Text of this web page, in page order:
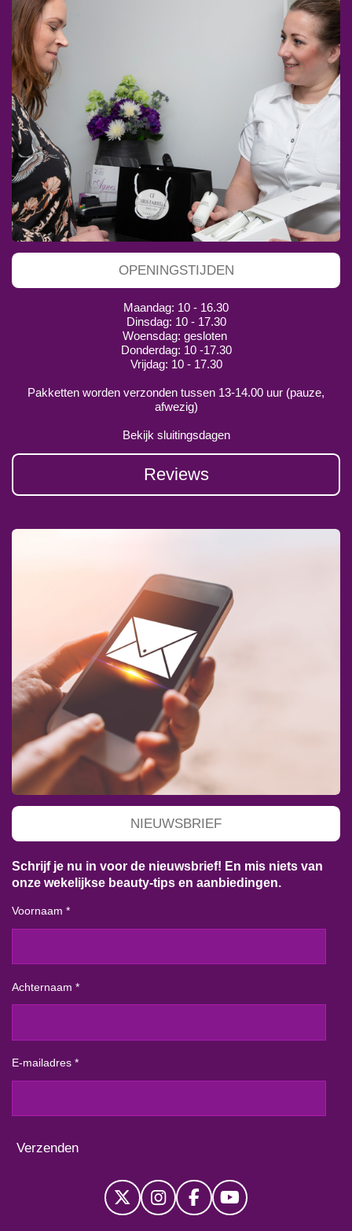
OPENINGSTIJDEN
Maandag: 10 - 16.30
Dinsdag: 10 - 17.30
Woensdag: gesloten
Donderdag: 10 -17.30
Vrijdag: 10 - 17.30
Pakketten worden verzonden tussen 13-14.00 uur (pauze,
afwezig)
Bekijk sluitingsdagen
Reviews
NIEUWSBRIEF
Schrijf je nu in voor de nieuwsbrief! En mis niets van
onze wekelijkse beauty-tips en aanbiedingen.
Voornaam *
Achternaam *
E-mailadres *
Verzenden
X
I
n
F
a
Y
o